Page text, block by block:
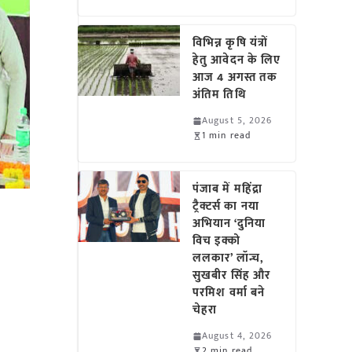
विभिन्न कृषि यंत्रों
हेतु आवेदन के लिए
आज 4 अगस्त तक
अंतिम तिथि
August 5, 2026
1 min read
पंजाब में महिंद्रा
ट्रैक्टर्स का नया
अभियान ‘दुनिया
विच इक्को
ललकार’ लॉन्च,
सुखबीर सिंह और
परमिश वर्मा बने
चेहरा
August 4, 2026